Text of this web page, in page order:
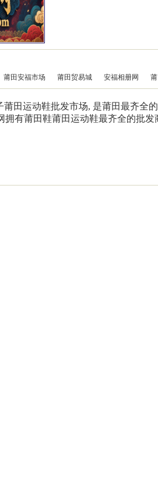
莆田安福市场 莆田贸易城 安福相册网
莆田运动鞋批发市场, 是莆田最齐全
拥有莆田鞋莆田运动鞋最齐全的批